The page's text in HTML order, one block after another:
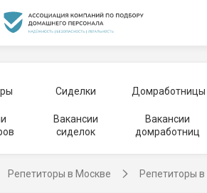
Сиделки Домработницы
Вакансии
сиделок
Вакансии
домработниц
Репетиторы в Москве Репетиторы